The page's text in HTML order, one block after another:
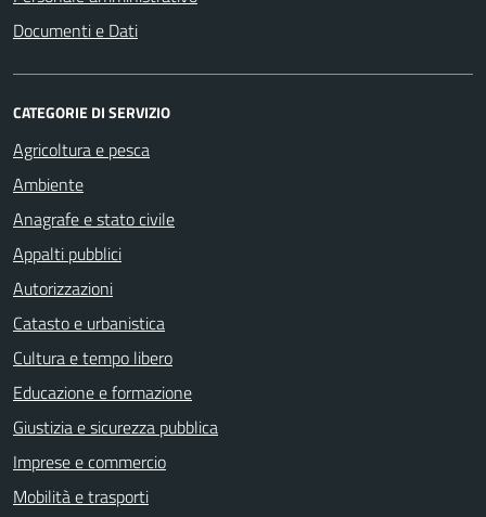
Documenti e Dati
CATEGORIE DI SERVIZIO
Agricoltura e pesca
Ambiente
Anagrafe e stato civile
Appalti pubblici
Autorizzazioni
Catasto e urbanistica
Cultura e tempo libero
Educazione e formazione
Giustizia e sicurezza pubblica
Imprese e commercio
Mobilità e trasporti